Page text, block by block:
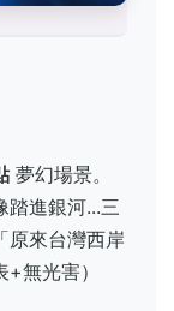
夢幻場景。
踏進銀河...三
原來台灣西岸
無光害）